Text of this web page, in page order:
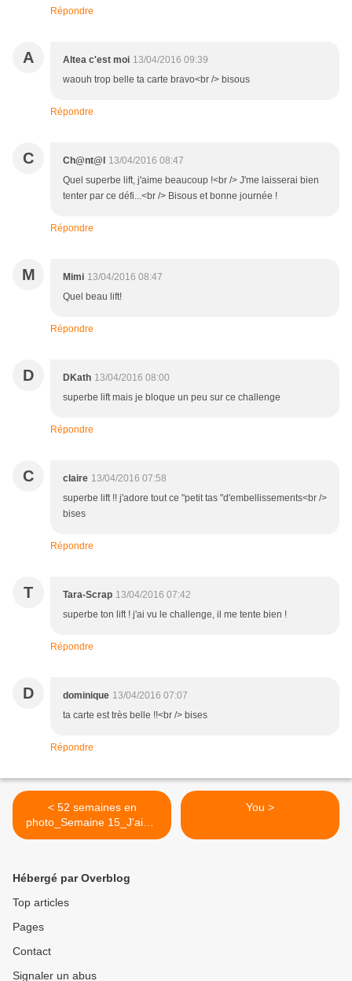
Répondre
A Altea c'est moi 13/04/2016 09:39
waouh trop belle ta carte bravo<br /> bisous
Répondre
C Ch@nt@l
13/04/2016 08:47
Quel superbe lift, j'aime beaucoup !<br /> J'me laisserai bien
tenter par ce défi...<br /> Bisous et bonne journée !
Répondre
M Mimi 13/04/2016 08:47
Quel beau lift!
Répondre
D DKath 13/04/2016 08:00
superbe lift mais je bloque un peu sur ce challenge
Répondre
C claire 13/04/2016 07:58
superbe lift !! j'adore tout ce "petit tas "d'embellissements<br />
bises
Répondre
T Tara-Scrap 13/04/2016 07:42
superbe ton lift ! j'ai vu le challenge, il me tente bien !
Répondre
D dominique 13/04/2016 07:07
ta carte est très belle !!<br /> bises
Répondre
< 52 semaines en
photo_Semaine 15_J'aime
pas
You >
Hébergé par Overblog
Top articles
Pages
Contact
Signaler un abus